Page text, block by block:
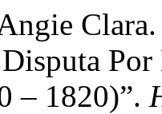
– 1820)”.